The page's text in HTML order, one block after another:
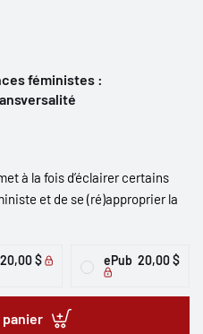
féministes :
à la fois d’éclairer certains
et de se (ré)approprier la
20,00 $ ePub 20,00 $